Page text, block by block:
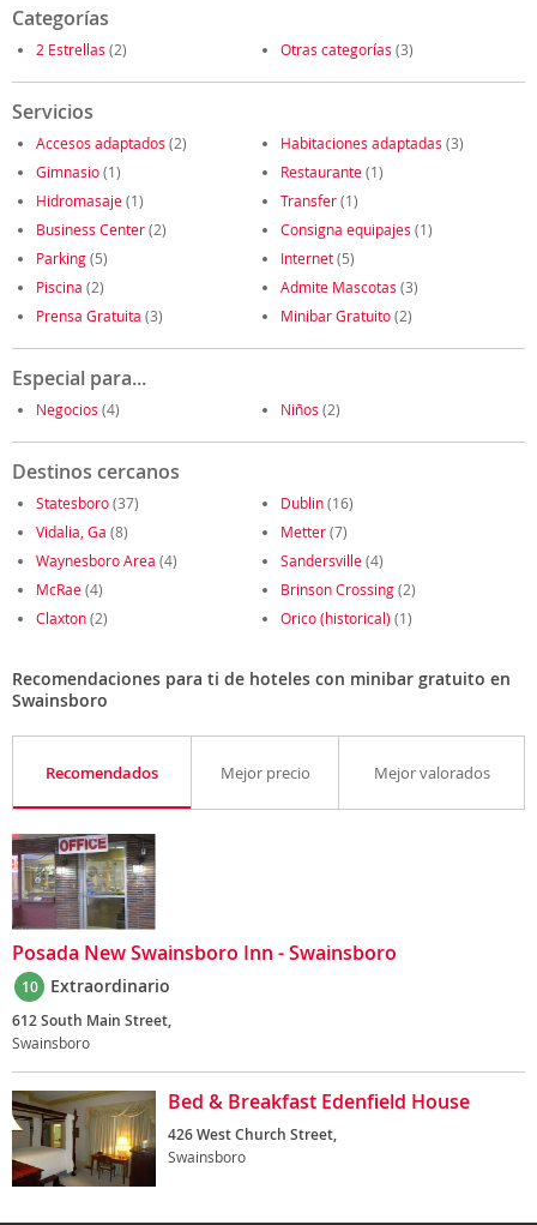
Categorías
2 Estrellas (2) Otras categorías (3)
Servicios
Accesos adaptados (2) Habitaciones adaptadas (3)
Gimnasio(1) Restaurante(1)
Hidromasaje(1) Transfer(1)
Business Center(2) Consigna equipajes (1)
Parking(5) Internet(5)
Piscina (2) Admite Mascotas (3)
Prensa Gratuita (3) Minibar Gratuito(2)
Especial para...
Negocios (4) Niños (2)
Destinos cercanos
Statesboro(37) Dublin(16)
Vidalia, Ga (8) Metter(7)
Waynesboro Area (4) Sandersville(4)
McRae(4) Brinson Crossing(2)
Claxton(2) Orico (historical) (1)
Recomendaciones para ti de hoteles con minibar gratuito en
Swainsboro
Recomendados Mejor precio Mejor valorados
Posada New Swainsboro Inn - Swainsboro
10 Extraordinario
612 South Main Street,
Swainsboro
Bed & Breakfast Edenfield House
426 West Church Street,
Swainsboro